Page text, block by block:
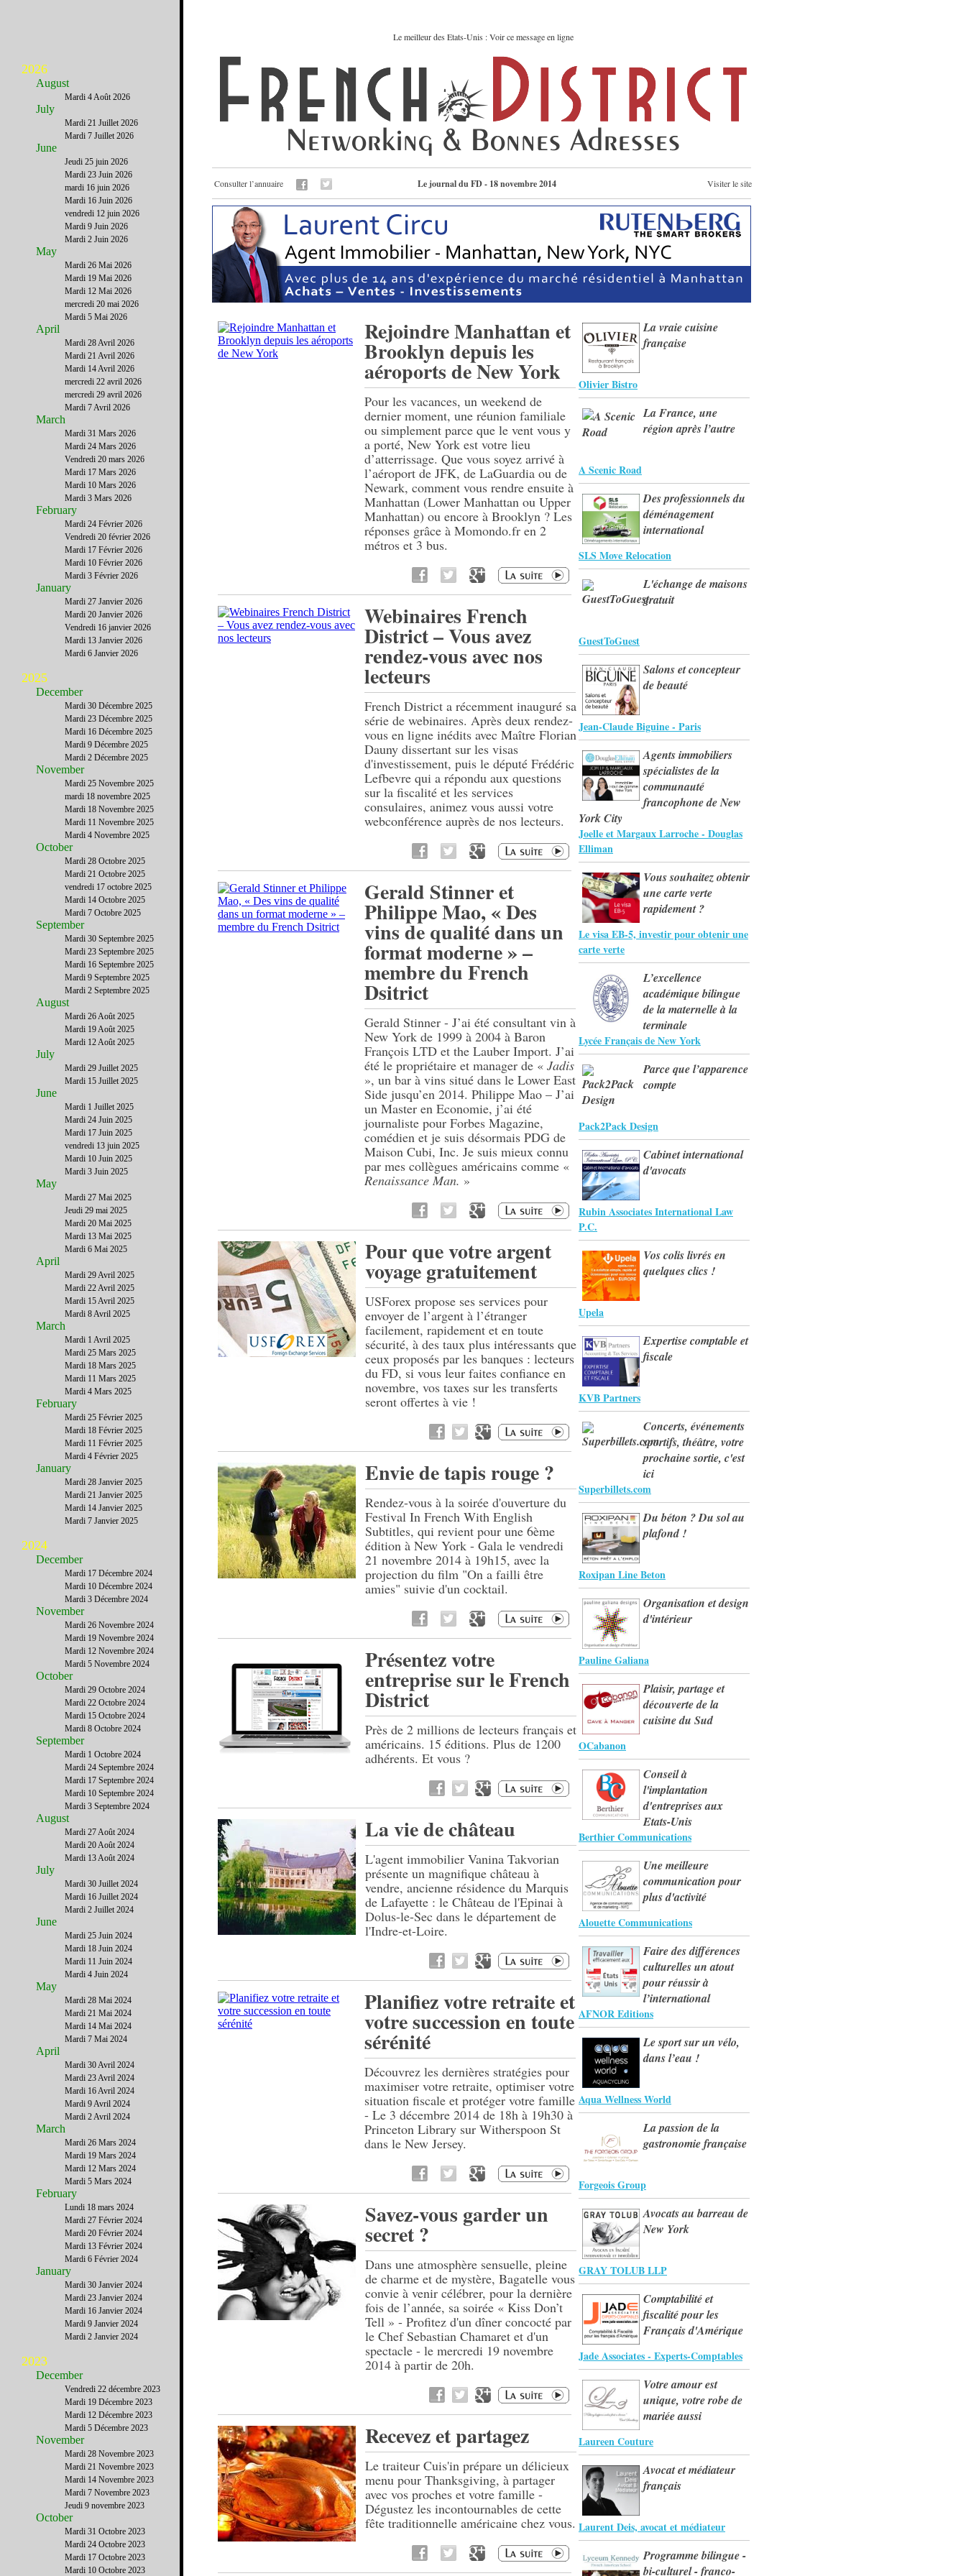
Le meilleur des Etats-Unis : Voir ce message en ligne
Consulter l’annuaire Le journal du FD - 18 novembre 2014 Visiter le site
Rejoindre Manhattan et
Brooklyn depuis les
aéroports de New York
Pour les vacances, un weekend de
dernier moment, une réunion familiale
ou simplement parce que le vent vous y
a porté, New York est votre lieu
d’atterrissage. Que vous soyez arrivé à
l’aéroport de JFK, de LaGuardia ou de
Newark, comment vous rendre ensuite à
Manhattan (Lower Manhattan ou Upper
Manhattan) ou encore à Brooklyn ? Les
réponses grâce à Momondo.fr en 2
métros et 3 bus.
Webinaires French
District – Vous avez
rendez-vous avec nos
lecteurs
French District a récemment inauguré sa
série de webinaires. Après deux rendez-
vous en ligne inédits avec Maître Florian
Dauny dissertant sur les visas
d'investissement, puis le député Frédéric
Lefbevre qui a répondu aux questions
sur la fiscalité et les services
consulaires, animez vous aussi votre
webconférence auprès de nos lecteurs.
Gerald Stinner et
Philippe Mao, « Des
vins de qualité dans un
format moderne » –
membre du French
Dsitrict
Gerald Stinner - J’ai été consultant vin à
New York de 1999 à 2004 à Baron
François LTD et the Lauber Import. J’ai
été le propriétaire et manager de « Jadis
», un bar à vins situé dans le Lower East
Side jusqu’en 2014. Philippe Mao – J’ai
un Master en Economie, j’ai été
journaliste pour Forbes Magazine,
comédien et je suis désormais PDG de
Maison Cubi, Inc. Je suis mieux connu
par mes collègues américains comme «
Renaissance Man. »
Pour que votre argent
voyage gratuitement
USForex propose ses services pour
envoyer de l’argent à l’étranger
facilement, rapidement et en toute
sécurité, à des taux plus intéressants que
ceux proposés par les banques : lecteurs
du FD, si vous leur faites confiance en
novembre, vos taxes sur les transferts
seront offertes à vie !
Envie de tapis rouge ?
Rendez-vous à la soirée d'ouverture du
Festival In French With English
Subtitles, qui revient pour une 6ème
édition à New York - Gala le vendredi
21 novembre 2014 à 19h15, avec la
projection du film "On a failli être
amies" suivie d'un cocktail.
Présentez votre
entreprise sur le French
District
Près de 2 millions de lecteurs français et
américains. 15 éditions. Plus de 1200
adhérents. Et vous ?
La vie de château
L'agent immobilier Vanina Takvorian
présente un magnifique château à
vendre, ancienne résidence du Marquis
de Lafayette : le Château de l'Epinai à
Dolus-le-Sec dans le département de
l'Indre-et-Loire.
Planifiez votre retraite et
votre succession en toute
sérénité
Découvrez les dernières stratégies pour
maximiser votre retraite, optimiser votre
situation fiscale et protéger votre famille
- Le 3 décembre 2014 de 18h à 19h30 à
Princeton Library sur Witherspoon St
dans le New Jersey.
Savez-vous garder un
secret ?
Dans une atmosphère sensuelle, pleine
de charme et de mystère, Bagatelle vous
convie à venir célébrer, pour la dernière
fois de l’année, sa soirée « Kiss Don’t
Tell » - Profitez d'un dîner concocté par
le Chef Sebastian Chamaret et d'un
spectacle - le mercredi 19 novembre
2014 à partir de 20h.
Recevez et partagez
Le traiteur Cuis'in prépare un délicieux
menu pour Thanksgiving, à partager
avec vos proches et votre famille -
Dégustez les incontournables de cette
fête traditionnelle américaine chez vous.
La vraie cuisine
française
Olivier Bistro
La France, une
région après l’autre
A Scenic Road
Des professionnels du
déménagement
international
SLS Move Relocation
L'échange de maisons
gratuit
GuestToGuest
Salons et concepteur
de beauté
Jean-Claude Biguine - Paris
Agents immobiliers
spécialistes de la
communauté
francophone de New
York City
Joelle et Margaux Larroche - Douglas
Elliman
Vous souhaitez obtenir
une carte verte
rapidement ?
Le visa EB-5, investir pour obtenir une
carte verte
L’excellence
académique bilingue
de la maternelle à la
terminale
Lycée Français de New York
Parce que l’apparence
compte
Pack2Pack Design
Cabinet international
d'avocats
Rubin Associates International Law
P.C.
Vos colis livrés en
quelques clics !
Upela
Expertise comptable et
fiscale
KVB Partners
Concerts, événements
sportifs, théâtre, votre
prochaine sortie, c'est
ici
Superbillets.com
Du béton ? Du sol au
plafond !
Roxipan Line Beton
Organisation et design
d'intérieur
Pauline Galiana
Plaisir, partage et
découverte de la
cuisine du Sud
OCabanon
Conseil à
l'implantation
d'entreprises aux
Etats-Unis
Berthier Communications
Une meilleure
communication pour
plus d'activité
Alouette Communications
Faire des différences
culturelles un atout
pour réussir à
l’international
AFNOR Editions
Le sport sur un vélo,
dans l’eau !
Aqua Wellness World
La passion de la
gastronomie française
Forgeois Group
Avocats au barreau de
New York
GRAY TOLUB LLP
Comptabilité et
fiscalité pour les
Français d'Amérique
Jade Associates - Experts-Comptables
Votre amour est
unique, votre robe de
mariée aussi
Laureen Couture
Avocat et médiateur
français
Laurent Deis, avocat et médiateur
Programme bilingue -
bi-culturel - franco-
2026
August
Mardi 4 Août 2026
July
Mardi 21 Juillet 2026
Mardi 7 Juillet 2026
June
Jeudi 25 juin 2026
Mardi 23 Juin 2026
mardi 16 juin 2026
Mardi 16 Juin 2026
vendredi 12 juin 2026
Mardi 9 Juin 2026
Mardi 2 Juin 2026
May
Mardi 26 Mai 2026
Mardi 19 Mai 2026
Mardi 12 Mai 2026
mercredi 20 mai 2026
Mardi 5 Mai 2026
April
Mardi 28 Avril 2026
Mardi 21 Avril 2026
Mardi 14 Avril 2026
mercredi 22 avril 2026
mercredi 29 avril 2026
Mardi 7 Avril 2026
March
Mardi 31 Mars 2026
Mardi 24 Mars 2026
Vendredi 20 mars 2026
Mardi 17 Mars 2026
Mardi 10 Mars 2026
Mardi 3 Mars 2026
February
Mardi 24 Février 2026
Vendredi 20 février 2026
Mardi 17 Février 2026
Mardi 10 Février 2026
Mardi 3 Février 2026
January
Mardi 27 Janvier 2026
Mardi 20 Janvier 2026
Vendredi 16 janvier 2026
Mardi 13 Janvier 2026
Mardi 6 Janvier 2026
2025
December
Mardi 30 Décembre 2025
Mardi 23 Décembre 2025
Mardi 16 Décembre 2025
Mardi 9 Décembre 2025
Mardi 2 Décembre 2025
November
Mardi 25 Novembre 2025
mardi 18 novembre 2025
Mardi 18 Novembre 2025
Mardi 11 Novembre 2025
Mardi 4 Novembre 2025
October
Mardi 28 Octobre 2025
Mardi 21 Octobre 2025
vendredi 17 octobre 2025
Mardi 14 Octobre 2025
Mardi 7 Octobre 2025
September
Mardi 30 Septembre 2025
Mardi 23 Septembre 2025
Mardi 16 Septembre 2025
Mardi 9 Septembre 2025
Mardi 2 Septembre 2025
August
Mardi 26 Août 2025
Mardi 19 Août 2025
Mardi 12 Août 2025
July
Mardi 29 Juillet 2025
Mardi 15 Juillet 2025
June
Mardi 1 Juillet 2025
Mardi 24 Juin 2025
Mardi 17 Juin 2025
vendredi 13 juin 2025
Mardi 10 Juin 2025
Mardi 3 Juin 2025
May
Mardi 27 Mai 2025
Jeudi 29 mai 2025
Mardi 20 Mai 2025
Mardi 13 Mai 2025
Mardi 6 Mai 2025
April
Mardi 29 Avril 2025
Mardi 22 Avril 2025
Mardi 15 Avril 2025
Mardi 8 Avril 2025
March
Mardi 1 Avril 2025
Mardi 25 Mars 2025
Mardi 18 Mars 2025
Mardi 11 Mars 2025
Mardi 4 Mars 2025
February
Mardi 25 Février 2025
Mardi 18 Février 2025
Mardi 11 Février 2025
Mardi 4 Février 2025
January
Mardi 28 Janvier 2025
Mardi 21 Janvier 2025
Mardi 14 Janvier 2025
Mardi 7 Janvier 2025
2024
December
Mardi 17 Décembre 2024
Mardi 10 Décembre 2024
Mardi 3 Décembre 2024
November
Mardi 26 Novembre 2024
Mardi 19 Novembre 2024
Mardi 12 Novembre 2024
Mardi 5 Novembre 2024
October
Mardi 29 Octobre 2024
Mardi 22 Octobre 2024
Mardi 15 Octobre 2024
Mardi 8 Octobre 2024
September
Mardi 1 Octobre 2024
Mardi 24 Septembre 2024
Mardi 17 Septembre 2024
Mardi 10 Septembre 2024
Mardi 3 Septembre 2024
August
Mardi 27 Août 2024
Mardi 20 Août 2024
Mardi 13 Août 2024
July
Mardi 30 Juillet 2024
Mardi 16 Juillet 2024
Mardi 2 Juillet 2024
June
Mardi 25 Juin 2024
Mardi 18 Juin 2024
Mardi 11 Juin 2024
Mardi 4 Juin 2024
May
Mardi 28 Mai 2024
Mardi 21 Mai 2024
Mardi 14 Mai 2024
Mardi 7 Mai 2024
April
Mardi 30 Avril 2024
Mardi 23 Avril 2024
Mardi 16 Avril 2024
Mardi 9 Avril 2024
Mardi 2 Avril 2024
March
Mardi 26 Mars 2024
Mardi 19 Mars 2024
Mardi 12 Mars 2024
Mardi 5 Mars 2024
February
Lundi 18 mars 2024
Mardi 27 Février 2024
Mardi 20 Février 2024
Mardi 13 Février 2024
Mardi 6 Février 2024
January
Mardi 30 Janvier 2024
Mardi 23 Janvier 2024
Mardi 16 Janvier 2024
Mardi 9 Janvier 2024
Mardi 2 Janvier 2024
2023
December
Vendredi 22 décembre 2023
Mardi 19 Décembre 2023
Mardi 12 Décembre 2023
Mardi 5 Décembre 2023
November
Mardi 28 Novembre 2023
Mardi 21 Novembre 2023
Mardi 14 Novembre 2023
Mardi 7 Novembre 2023
Jeudi 9 novembre 2023
October
Mardi 31 Octobre 2023
Mardi 24 Octobre 2023
Mardi 17 Octobre 2023
Mardi 10 Octobre 2023